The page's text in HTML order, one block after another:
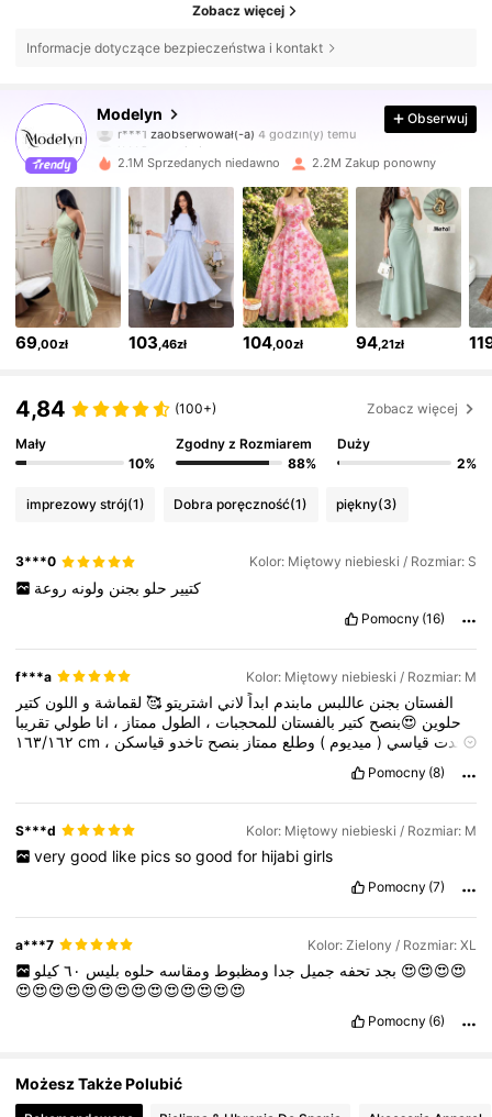
Zobacz więcej
Informacje dotyczące bezpieczeństwa i kontakt
Modelyn
r***1zaobserwował(-a)
j***2 przegląda
4,85
4,85 1.2M Obserwujący
4,85 1.2M Obserwujący
4,85
4,85 1.2M Obserwujący
4,85 1.2M Obserwujący
Obserwuj
2.1M Sprzedanych niedawno 2.2M Zakup ponowny
69,00zł 103,46zł 104,00zł 94,21zł
4,84 (100+) Zobacz więcej
Mały
10%
Zgodny z Rozmiarem
88%
Duży
2%
imprezowy strój(1) Dobra poręczność(1) piękny(3)
3***0 Kolor: Miętowy niebieski / Rozmiar: S
كتيير حلو بجنن ولونه روعة
Pomocny (16)
f***a Kolor: Miętowy niebieski / Rozmiar: M
الفستان بجنن عاللبس مابندم ابداً لاني اشتريتو 🥰 لقماشة و اللون كتير
حلوين 😍بنصح كتير بالفستان للمحجبات ، الطول ممتاز ، انا طولي تقريبا
١٦٣/١٦٢cm اخدت قياسي ( ميديوم ) وطلع ممتاز بنصح تاخدو قياسكن ،
Pomocny (8)
S***d Kolor: Miętowy niebieski / Rozmiar: M
very good like pics so good for hijabi girls
Pomocny (7)
a***7 Kolor: Zielony / Rozmiar: XL
بجدتحفه جميل جدا ومظبوط ومقاسه حلوه بليس ٦٠
😍😍😍😍
😍😍😍😍😍😍😍😍😍😍😍😍😍😍
Pomocny (6)
Możesz Także Polubić